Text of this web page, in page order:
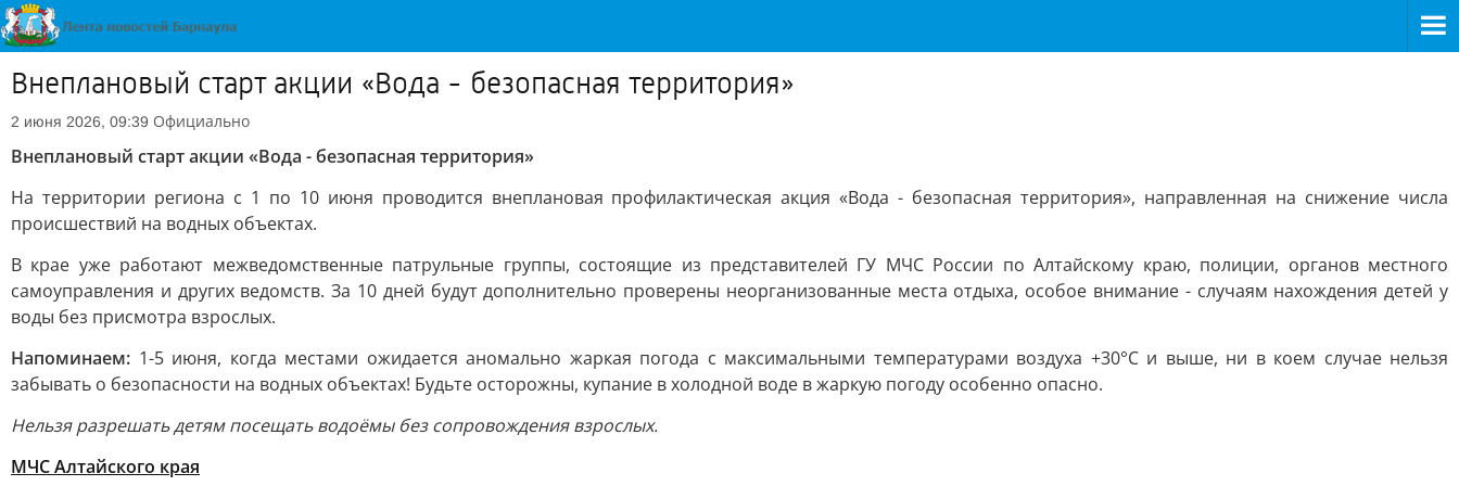
Внеплановый старт акции «Вода - безопасная территория»
2 июня 2026, 09:39 Официально
Внеплановый старт акции «Вода - безопасная территория»
На территории региона с 1 по 10 июня проводится внеплановая профилактическая акция «Вода - безопасная территория», направленная на снижение числа
происшествий на водных объектах.
В крае уже работают межведомственные патрульные группы, состоящие из представителей ГУ МЧС России по Алтайскому краю, полиции, органов местного
самоуправления и других ведомств. За 10 дней будут дополнительно проверены неорганизованные места отдыха, особое внимание - случаям нахождения детей у
воды без присмотра взрослых.
Напоминаем: 1-5 июня, когда местами ожидается аномально жаркая погода с максимальными температурами воздуха +30°С и выше, ни в коем случае нельзя
забывать о безопасности на водных объектах! Будьте осторожны, купание в холодной воде в жаркую погоду особенно опасно.
Нельзя разрешать детям посещать водоёмы без сопровождения взрослых.
МЧС Алтайского края